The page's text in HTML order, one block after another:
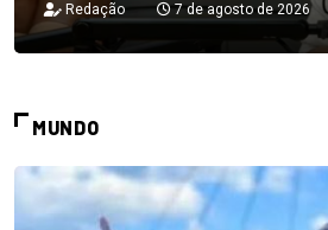
Redação 7 de agosto de 2026
MUNDO